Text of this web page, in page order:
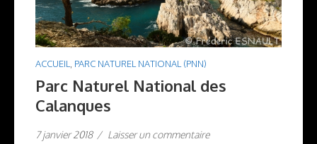
ACCUEIL, PARC NATUREL NATIONAL (PNN)
Parc Naturel National des
Calanques
7 janvier 2018 / Laisser un commentaire